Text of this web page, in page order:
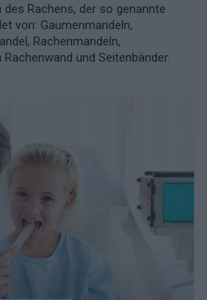
Rachens, der so genannte
von: Gaumenmandeln,
Rachenmandeln,
und Seitenbänder.